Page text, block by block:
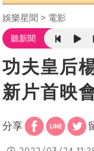
娛樂星聞 電影
聽新聞
功夫皇后
新片首映
分享